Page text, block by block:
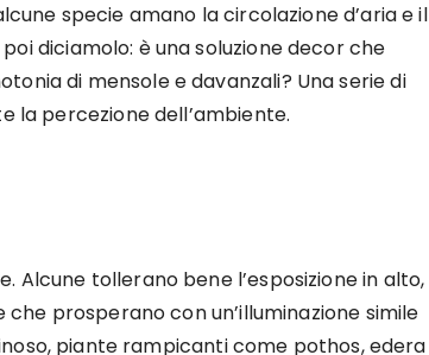
specie amano la circolazione d’aria e il
diciamolo: è una soluzione decor che
di mensole e davanzali? Una serie di
la percezione dell’ambiente.
Alcune tollerano bene l’esposizione in alto,
prosperano con un’illuminazione simile
piante rampicanti come pothos, edera